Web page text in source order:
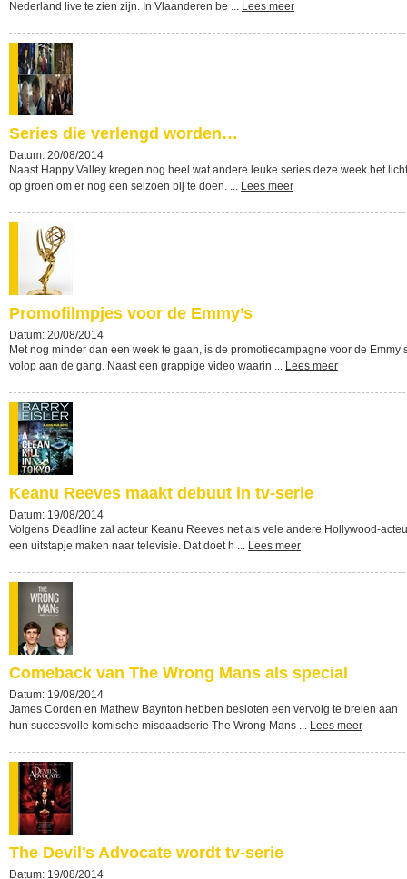
Nederland live te zien zijn. In Vlaanderen be ... Lees meer
Series die verlengd worden…
Datum: 20/08/2014
Naast Happy Valley kregen nog heel wat andere leuke series deze week het licht
op groen om er nog een seizoen bij te doen. ... Lees meer
Promofilmpjes voor de Emmy’s
Datum: 20/08/2014
Met nog minder dan een week te gaan, is de promotiecampagne voor de
volop aan de gang. Naast een grappige video waarin ... Lees meer
Keanu Reeves maakt debuut in tv-serie
Datum: 19/08/2014
Volgens Deadline zal acteur Keanu Reeves net als vele andere Hollywood-
een uitstapje maken naar televisie. Dat doet h ... Lees meer
Comeback van The Wrong Mans als special
Datum: 19/08/2014
James Corden en Mathew Baynton hebben besloten een vervolg te breien aan
hun succesvolle komische misdaadserie The Wrong Mans ... Lees meer
The Devil’s Advocate wordt tv-serie
Datum: 19/08/2014